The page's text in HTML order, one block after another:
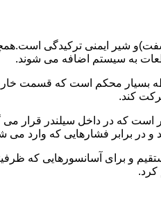
شیر ایمنی ترکیدگی
به سیستم اضافه می شوند.
بسیار محکم است که قسمت
کند.
است که در داخل سیلندر
برابر فشارهایی که وارد می